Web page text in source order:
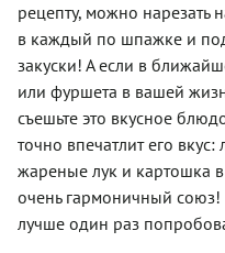
рецепту, можно нарезать
в каждый по шпажке и
закуски! А если в
или фуршета в вашей
съешьте это вкусное
точно впечатлит его
жареные лук и картошка
очень гармоничный союз!
лучше один раз